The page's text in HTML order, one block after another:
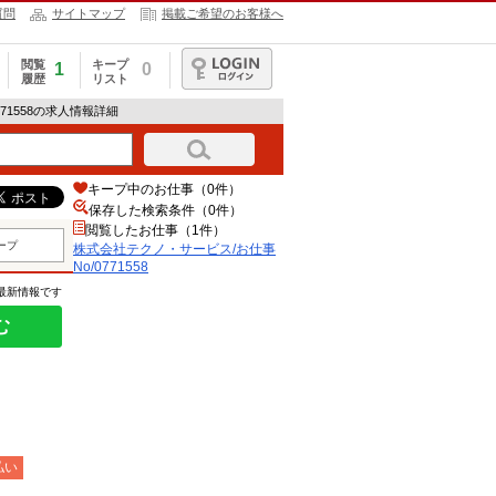
問 サイトマップ 掲載ご希望のお客様へ
閲覧
履歴
1
キープ
リスト
0
ログイン
の求人情報詳細
プ
新情報です
い
キープ中のお仕事（0件）
保存した検索条件（0件）
閲覧したお仕事（1件）
株式会社テクノ・サービス/お仕事
No/0771558